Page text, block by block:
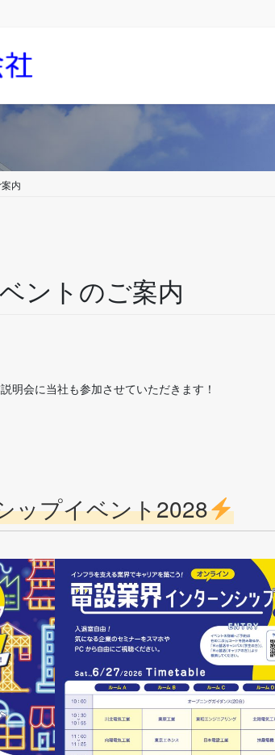
内
ントのご案内
会に当社も参加させていただきます！
ップイベント2028